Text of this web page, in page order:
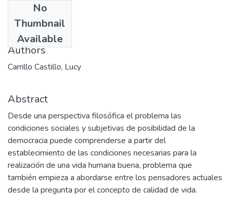
No
Thumbnail
Available
2002-12-06
Authors
Carrillo Castillo, Lucy
Abstract
Desde una perspectiva filosófica el problema las
condiciones sociales y subjetivas de posibilidad de la
democracia puede comprenderse a partir del
establecimiento de las condiciones necesarias para la
realización de una vida humana buena, problema que
también empieza a abordarse entre los pensadores actuales
desde la pregunta por el concepto de calidad de vida.